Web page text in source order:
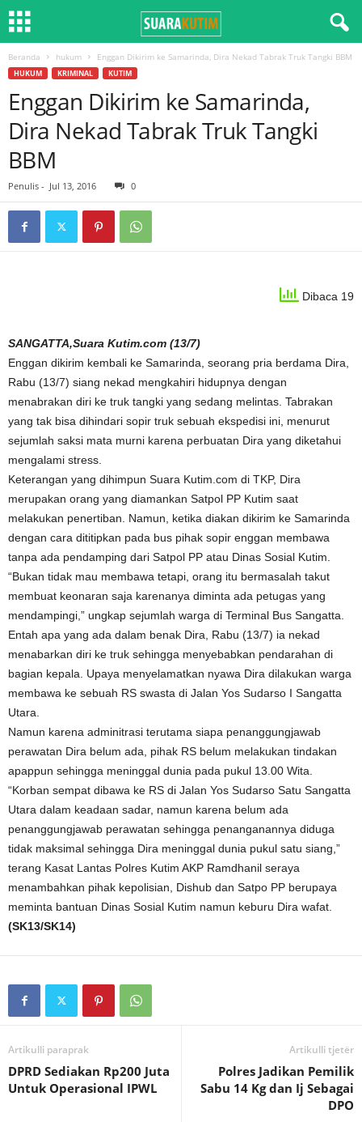
Beranda hukum Enggan Dikirim ke Samarinda, Dira Nekad Tabrak Truk Tangki BBM
HUKUM KRIMINAL KUTIM
Enggan Dikirim ke Samarinda,
Dira Nekad Tabrak Truk Tangki
BBM
Penulis - Jul 13, 2016 0
Dibaca 19
SANGATTA,Suara Kutim.com (13/7)
Enggan dikirim kembali ke Samarinda, seorang pria berdama Dira,
Rabu (13/7) siang nekad mengkahiri hidupnya dengan
menabrakan diri ke truk tangki yang sedang melintas. Tabrakan
yang tak bisa dihindari sopir truk sebuah ekspedisi ini, menurut
sejumlah saksi mata murni karena perbuatan Dira yang diketahui
mengalami stress.
Keterangan yang dihimpun Suara Kutim.com di TKP, Dira
merupakan orang yang diamankan Satpol PP Kutim saat
melakukan penertiban. Namun, ketika diakan dikirim ke Samarinda
dengan cara dititipkan pada bus pihak sopir enggan membawa
tanpa ada pendamping dari Satpol PP atau Dinas Sosial Kutim.
“Bukan tidak mau membawa tetapi, orang itu bermasalah takut
membuat keonaran saja karenanya diminta ada petugas yang
mendampingi,” ungkap sejumlah warga di Terminal Bus Sangatta.
Entah apa yang ada dalam benak Dira, Rabu (13/7) ia nekad
menabarkan diri ke truk sehingga menyebabkan pendarahan di
bagian kepala. Upaya menyelamatkan nyawa Dira dilakukan warga
membawa ke sebuah RS swasta di Jalan Yos Sudarso I Sangatta
Utara.
Namun karena adminitrasi terutama siapa penanggungjawab
perawatan Dira belum ada, pihak RS belum melakukan tindakan
apappun sehingga meninggal dunia pada pukul 13.00 Wita.
“Korban sempat dibawa ke RS di Jalan Yos Sudarso Satu Sangatta
Utara dalam keadaan sadar, namun karena belum ada
penanggungjawab perawatan sehingga penanganannya diduga
tidak maksimal sehingga Dira meninggal dunia pukul satu siang,”
terang Kasat Lantas Polres Kutim AKP Ramdhanil seraya
menambahkan pihak kepolisian, Dishub dan Satpo PP berupaya
meminta bantuan Dinas Sosial Kutim namun keburu Dira wafat.
(SK13/SK14)
Artikulli paraprak
DPRD Sediakan Rp200 Juta
Untuk Operasional IPWL
Artikulli tjetër
Polres Jadikan Pemilik
Sabu 14 Kg dan Ij Sebagai
DPO